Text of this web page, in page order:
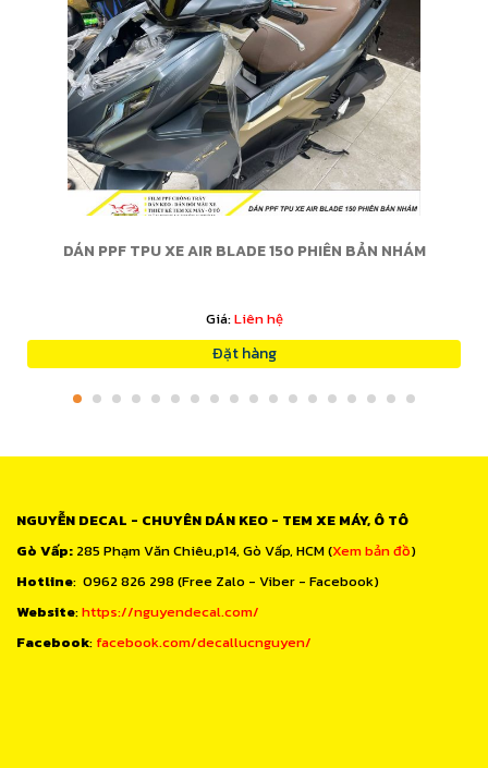
DÁN PPF TPU XE AIR BLADE 150 PHIÊN BẢN NHÁM
Giá:Liên hệ
Đặt hàng
NGUYỄN DECAL - CHUYÊN DÁN KEO - TEM XE MÁY, Ô TÔ
Gò Vấp: 285 Phạm Văn Chiêu,p14, Gò Vấp, HCM (Xem bản đồ)
Hotline: 0962 826 298 (Free Zalo - Viber - Facebook)
Website:https://nguyendecal.com/
Facebook: facebook.com/decallucnguyen/